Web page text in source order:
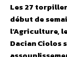
Les 27
début de
l’Agriculture,
Dacian Ciolos